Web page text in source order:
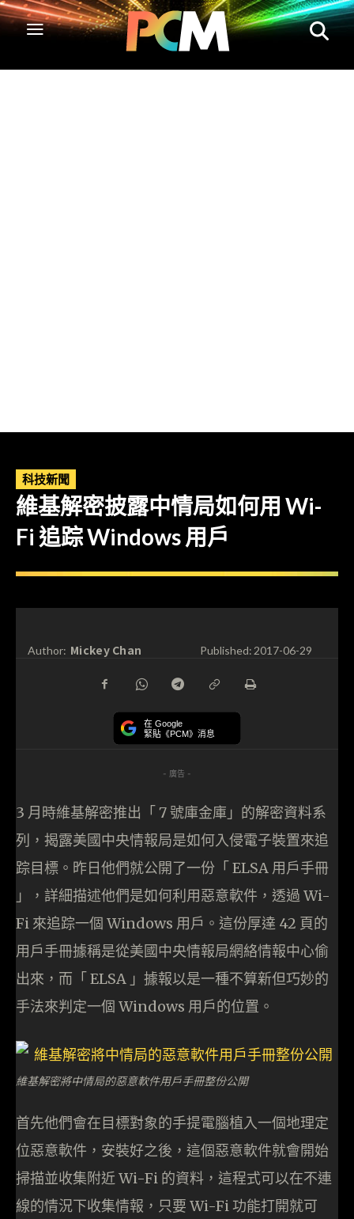
科技新聞
維基解密披露中情局如何用 Wi-
Fi 追踪 Windows 用戶
Author: Mickey Chan Published:2017-06-29
在 Google
緊貼《PCM》消息
- 廣告 -
3 月時維基解密推出「 7 號庫金庫」的解密資料系
列，揭露美國中央情報局是如何入侵電子裝置來追
踪目標。昨日他們就公開了一份「 ELSA 用戶手冊
」，詳細描述他們是如何利用惡意軟件，透過 Wi-
Fi 來追踪一個 Windows 用戶。這份厚達 42 頁的
用戶手冊據稱是從美國中央情報局網絡情報中心偷
出來，而「 ELSA 」據報以是一種不算新但巧妙的
手法來判定一個 Windows 用戶的位置。
維基解密將中情局的惡意軟件用戶手冊整份公開
首先他們會在目標對象的手提電腦植入一個地理定
位惡意軟件，安裝好之後，這個惡意軟件就會開始
掃描並收集附近 Wi-Fi 的資料，這程式可以在不連
線的情況下收集情報，只要 Wi-Fi 功能打開就可